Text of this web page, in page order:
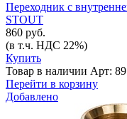
Переходник с
STOUT
860 руб.
(в т.ч. НДС 22%)
Купить
Товар в наличии Арт:
Перейти в корзину
Добавлено